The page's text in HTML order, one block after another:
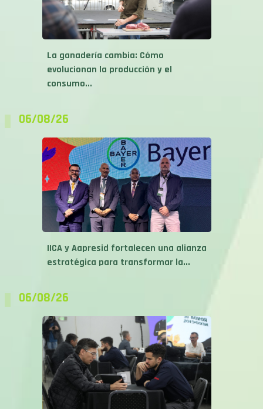
La ganadería cambia: Cómo
evolucionan la producción y el
consumo...
06/08/26
IICA y Aapresid fortalecen una alianza
estratégica para transformar la...
06/08/26